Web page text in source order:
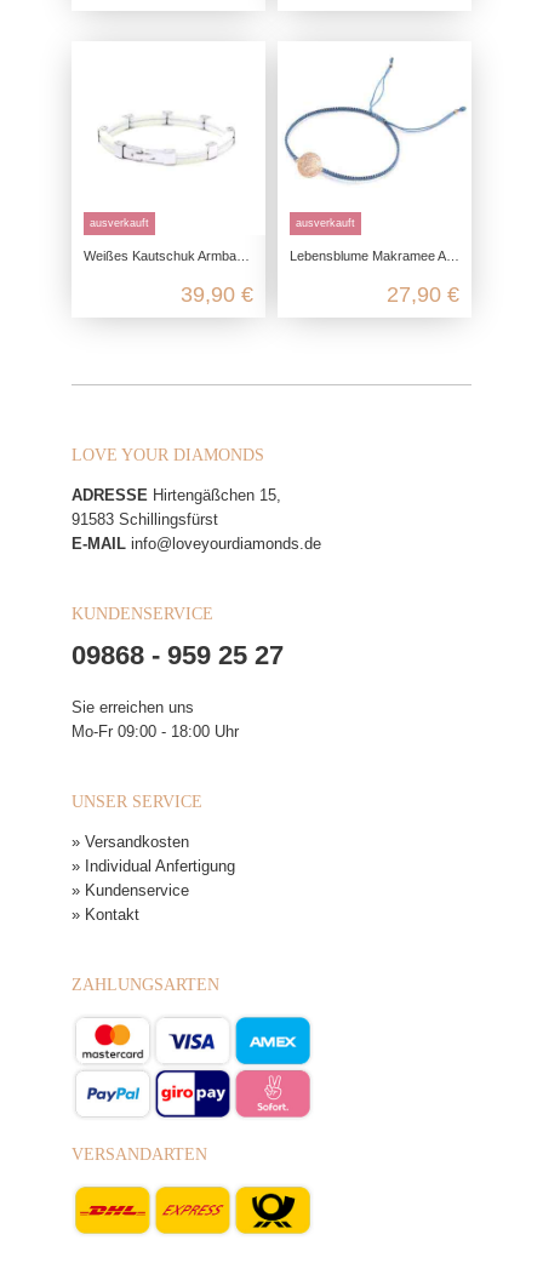
ausverkauft
Weißes Kautschuk Armband in Kombination mit Edelstahl
39,90 €
ausverkauft
Lebensblume Makramee Armband aus 925 Sterling Silber Rotgold vergoldet
27,90 €
LOVE YOUR DIAMONDS
ADRESSE Hirtengäßchen 15,
91583 Schillingsfürst
E-MAIL info@loveyourdiamonds.de
KUNDENSERVICE
09868 - 959 25 27
Sie erreichen uns
Mo-Fr 09:00 - 18:00 Uhr
UNSER SERVICE
» Versandkosten
» Individual Anfertigung
» Kundenservice
» Kontakt
ZAHLUNGSARTEN
VERSANDARTEN